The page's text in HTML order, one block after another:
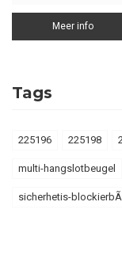
Meer info
Tags
225196 225198
multi-hangslotbeugel
sicherhetis-